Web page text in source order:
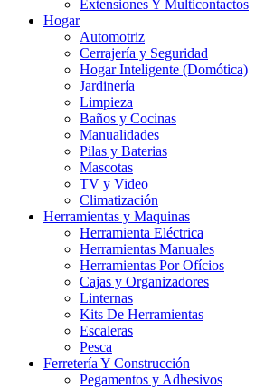
Extensiones Y Multicontactos
Hogar
Automotriz
Cerrajería y Seguridad
Hogar Inteligente (Domótica)
Jardinería
Limpieza
Baños y Cocinas
Manualidades
Pilas y Baterias
Mascotas
TV y Video
Climatización
Herramientas y Maquinas
Herramienta Eléctrica
Herramientas Manuales
Herramientas Por Ofícios
Cajas y Organizadores
Linternas
Kits De Herramientas
Escaleras
Pesca
Ferretería Y Construcción
Pegamentos y Adhesivos